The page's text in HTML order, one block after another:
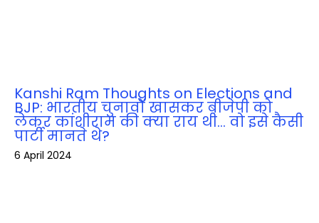
Kanshi Ram Thoughts on Elections and
BJP: भारतीय चुनावों खासकर बीजेपी को
लेकर कांशीराम की क्‍या राय थी… वो इसे कैसी
पार्टी मानते थे?
6 April 2024